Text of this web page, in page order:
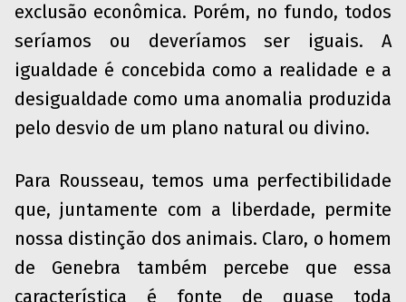
exclusão econômica. Porém, no fundo, todos
seríamos ou deveríamos ser iguais. A
igualdade é concebida como a realidade e a
desigualdade como uma anomalia produzida
pelo desvio de um plano natural ou divino.
Para Rousseau, temos uma perfectibilidade
que, juntamente com a liberdade, permite
nossa distinção dos animais. Claro, o homem
de Genebra também percebe que essa
característica é fonte de quase toda